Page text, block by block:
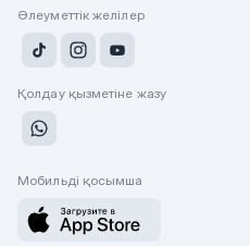
Әлеуметтік желілер
Қолдау қызметіне жазу
Мобильді қосымша